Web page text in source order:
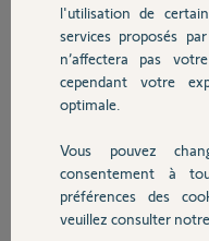
Autres produits
Devis avec un pro
Contact
Réponses
C'est que vous ne pouvez
Jean-Luc B. il
l'utilisation de
services proposés
n’affectera pas
cependant votre
optimale.
Vous pouvez
consentement à
préférences des
veuillez consulter notre